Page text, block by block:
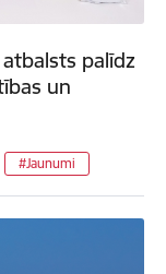
palīdz
un
#Jaunumi